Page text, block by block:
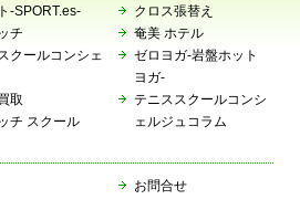
-SPORT.es-
チ
クールコンシェ
取
チ スクール
クロス張替え
奄美 ホテル
ゼロヨガ-岩盤ホット
ヨガ-
テニススクールコンシ
ェルジュコラム
お問合せ